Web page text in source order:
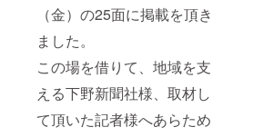
（金）の25面に掲載を頂き
ました。
この場を借りて、地域を支
える下野新聞社様、取材し
て頂いた記者様へあらため